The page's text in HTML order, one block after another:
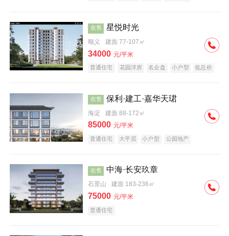
在售 星悦时光
顺义 建面 77-107㎡
34000 元/平米
普通住宅 花园洋房 名企盘 小户型 低总价
在售 保利·建工·嘉华天珺
海淀 建面 88-172㎡
85000 元/平米
普通住宅 大平层 小户型
公园地产
在售 中海·长安玖章
石景山 建面 183-236㎡
75000 元/平米
普通住宅